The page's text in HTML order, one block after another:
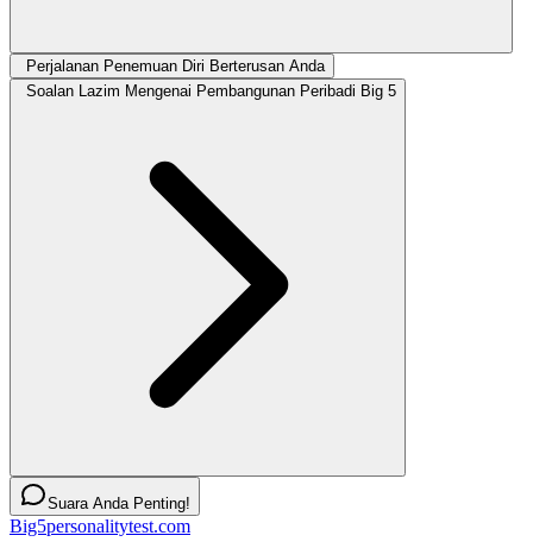
Perjalanan Penemuan Diri Berterusan Anda
Soalan Lazim Mengenai Pembangunan Peribadi Big 5
Suara Anda Penting!
Big5personalitytest.com